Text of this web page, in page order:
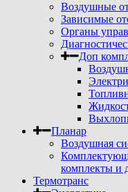
Воздушные
Зависимые
Органы
Доп
Планар
Воздушная
комплекты и
Термотранс